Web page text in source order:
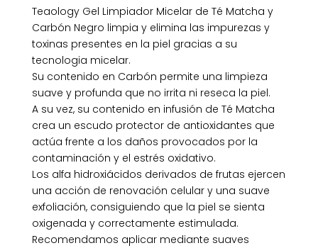
Teaology Gel Limpiador Micelar de Té Matcha y
Carbón Negro limpia y elimina las impurezas y
toxinas presentes en la piel gracias a su
tecnologia micelar.
Su contenido en Carbón permite una limpieza
suave y profunda que no irrita ni reseca la piel.
A su vez, su contenido en infusión de Té Matcha
crea un escudo protector de antioxidantes que
actúa frente a los daños provocados por la
contaminación y el estrés oxidativo.
Los alfa hidroxiácidos derivados de frutas ejercen
una acción de renovación celular y una suave
exfoliación, consiguiendo que la piel se sienta
oxigenada y correctamente estimulada.
Recomendamos aplicar mediante suaves